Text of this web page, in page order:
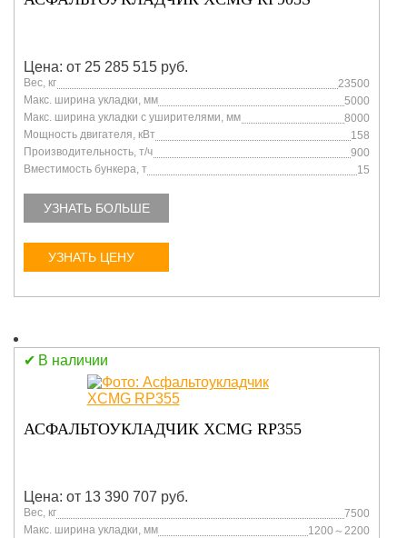
Цена: от 25 285 515 руб.
Вес, кг
23500
Макс. ширина укладки, мм
5000
Макс. ширина укладки с уширителями, мм
8000
Мощность двигателя, кВт
158
Производительность, т/ч
900
Вместимость бункера, т
15
УЗНАТЬ БОЛЬШЕ
УЗНАТЬ ЦЕНУ
В наличии
АСФАЛЬТОУКЛАДЧИК XCMG RP355
Цена: от 13 390 707 руб.
Вес, кг
7500
Макс. ширина укладки, мм
1200～2200